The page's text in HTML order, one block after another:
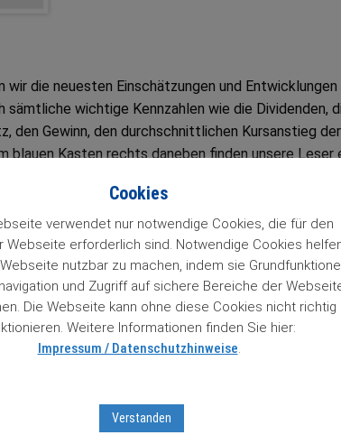
die neuesten Einschätzungen und Entwicklungen
wichtige Kennzahlen wie die Dividenden,
den Gewinn, den durchschnittlichen Kursanstieg der
blauen Kasten rechts daneben finden unsere Leser
Mit einem Klick auf den Titel gelangt man
Informationen zu unseren „84 Lieblingen“, die
Wachstumswert von uns erhalten haben. Das muss
unverbindlich testenmit Sofortfreischaltung
in unserem Börsenticker:
Cookies
verwendet nur notwendige Cookies, die für den
Webseite erforderlich sind. Notwendige Cookies
nutzbar zu machen, indem sie
und Zugriff auf sichere Bereiche der
Die Webseite kann ohne diese Cookies nicht richtig
Weitere Informationen finden Sie hier:
Impressum / Datenschutzhinweise.
Verstanden